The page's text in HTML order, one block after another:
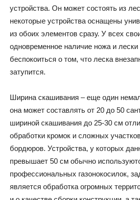
устройства. Он может состоять из
некоторые устройства оснащены
из обоих элементов сразу. У всех
одновременное наличие ножа и лески
беспокоиться о том, что леска
затупится.
Ширина скашивания – еще один
она может составлять от 20 до 50
шириной скашивания до 25-30 см
обработки кромок и сложных
бордюров. Устройства, у которых
превышает 50 см обычно
профессиональных газонокосилок,
является обработка огромных